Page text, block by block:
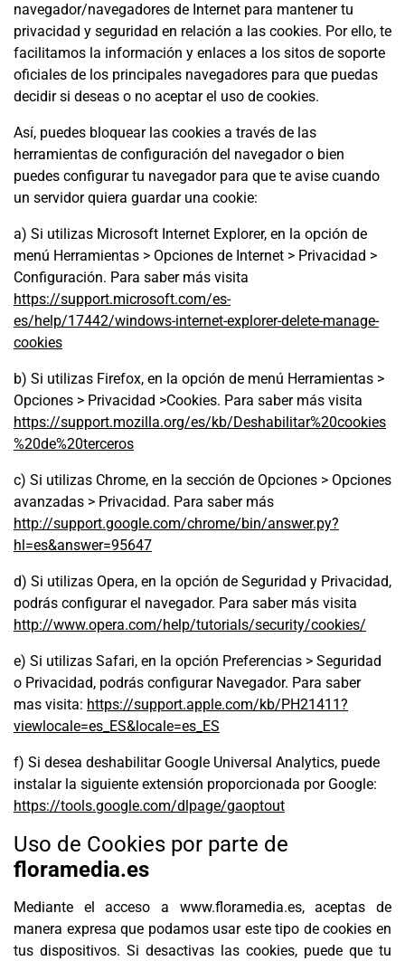
navegador/navegadores de Internet para mantener tu
privacidad y seguridad en relación a las cookies. Por ello, te
facilitamos la información y enlaces a los sitos de soporte
oficiales de los principales navegadores para que puedas
decidir si deseas o no aceptar el uso de cookies.
Así, puedes bloquear las cookies a través de las
herramientas de configuración del navegador o bien
puedes configurar tu navegador para que te avise cuando
un servidor quiera guardar una cookie:
a) Si utilizas Microsoft Internet Explorer, en la opción de
menú Herramientas > Opciones de Internet > Privacidad >
Configuración. Para saber más visita
https://support.microsoft.com/es-
es/help/17442/windows-internet-explorer-delete-manage-
cookies
b) Si utilizas Firefox, en la opción de menú Herramientas >
Opciones > Privacidad >Cookies. Para saber más visita
https://support.mozilla.org/es/kb/Deshabilitar%20cookies
%20de%20terceros
c) Si utilizas Chrome, en la sección de Opciones > Opciones
avanzadas > Privacidad. Para saber más
http://support.google.com/chrome/bin/answer.py?
hl=es&answer=95647
d) Si utilizas Opera, en la opción de Seguridad y Privacidad,
podrás configurar el navegador. Para saber más visita
http://www.opera.com/help/tutorials/security/cookies/
e) Si utilizas Safari, en la opción Preferencias > Seguridad
o Privacidad, podrás configurar Navegador. Para saber
mas visita: https://support.apple.com/kb/PH21411?
viewlocale=es_ES&locale=es_ES
f) Si desea deshabilitar Google Universal Analytics, puede
instalar la siguiente extensión proporcionada por Google:
https://tools.google.com/dlpage/gaoptout
Uso de Cookies por parte de
floramedia.es
Mediante el acceso a www.floramedia.es, aceptas de
manera expresa que podamos usar este tipo de cookies en
tus dispositivos. Si desactivas las cookies, puede que tu